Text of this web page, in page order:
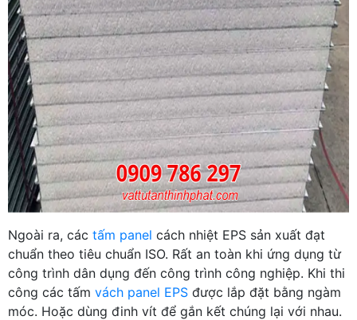
Ngoài ra, các tấm panel cách nhiệt EPS sản xuất đạt
chuẩn theo tiêu chuẩn ISO. Rất an toàn khi ứng dụng từ
công trình dân dụng đến công trình công nghiệp. Khi thi
công các tấm vách panel EPS được lắp đặt bằng ngàm
móc. Hoặc dùng đinh vít để gắn kết chúng lại với nhau.